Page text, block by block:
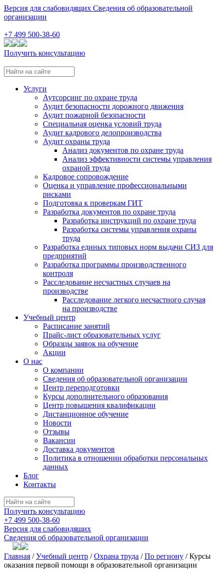
Версия для слабовидящих Сведения об образовательной
организации
+7 499 500-38-60
Получить консультацию
Услуги
Аутсорсинг по охране труда
Аудит безопасности дорожного движения
Аудит пожарной безопасности
Специальная оценка условий труда
Аудит кадрового делопроизводства
Аудит охраны труда
Анализ документов по охране труда
Анализ эффективности системы управления
охраной труда
Кадровое сопровождение
Оценка и управление профессиональными
рисками
Подготовка к проверкам ГИТ
Разработка документов по охране труда
Разработка инструкций по охране труда
Разработка системы управления охраны
труда
Разработка единых типовых норм выдачи СИЗ для
предприятий
Разработка программы производственного
контроля
Расследование несчастных случаев на
производстве
Расследование легкого несчастного случая
на производстве
Учебный центр
Расписание занятий
Прайс-лист образовательных услуг
Образцы заявок на обучение
Акции
О нас
О компании
Сведения об образовательной организации
Центр переподготовки
Курсы дополнительного образования
Центр повышения квалификации
Дистанционное обучение
Новости
Отзывы
Вакансии
Доставка документов
Политика в отношении обработки персональных
данных
Блог
Контакты
Получить консультацию
+7 499 500-38-60
Версия для слабовидящих
Сведения об образовательной организации
Главная /Учебный центр /Охрана труда /По региону /Курсы
оказания первой помощи в образовательной организации